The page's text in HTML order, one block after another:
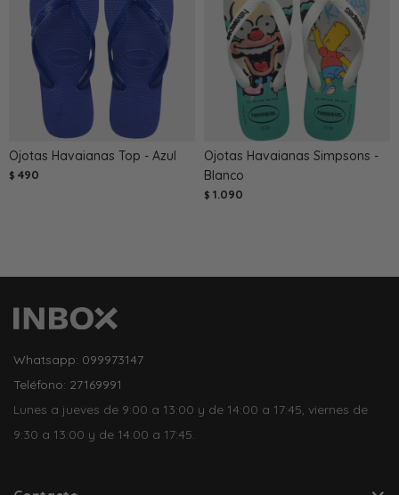
Ojotas Havaianas Top - Azul
$ 490
Ojotas Havaianas Simpsons -
Blanco
$ 1.090
Whatsapp: 099973147
Teléfono: 27169991
Lunes a jueves de 9:00 a 13:00 y de 14:00 a 17:45, viernes de
9:30 a 13:00 y de 14:00 a 17:45.